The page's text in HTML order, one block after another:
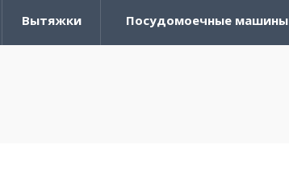
Вытяжки Посудомоечные машины